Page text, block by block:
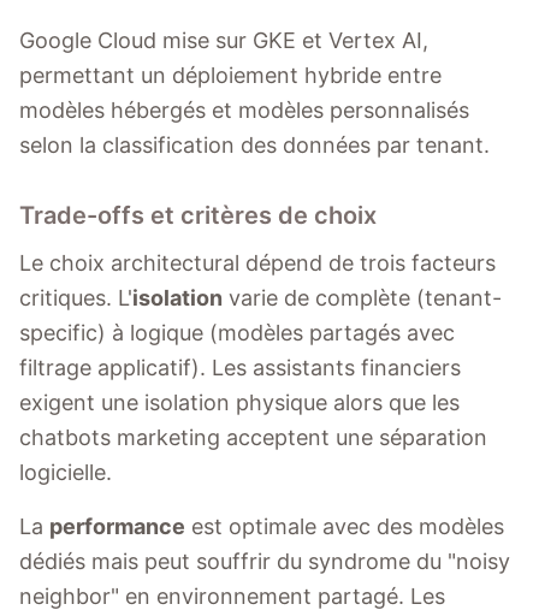
Google Cloud mise sur GKE et Vertex AI,
permettant un déploiement hybride entre
modèles hébergés et modèles personnalisés
selon la classification des données par tenant.
Trade-offs et critères de choix
Le choix architectural dépend de trois facteurs
critiques. L'isolation varie de complète (tenant-
specific) à logique (modèles partagés avec
filtrage applicatif). Les assistants financiers
exigent une isolation physique alors que les
chatbots marketing acceptent une séparation
logicielle.
La performance est optimale avec des modèles
dédiés mais peut souffrir du syndrome du "noisy
neighbor" en environnement partagé. Les